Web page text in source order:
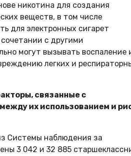
никотина для создания
веществ, в том числе
для электронных сигарет
с другими
могут вызывать воспаление
легких и
связанные с
их использованием и
Системы наблюдения за
3 042 и 32 885